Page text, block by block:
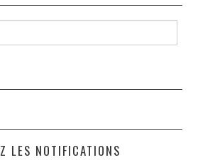
LES NOTIFICATIONS